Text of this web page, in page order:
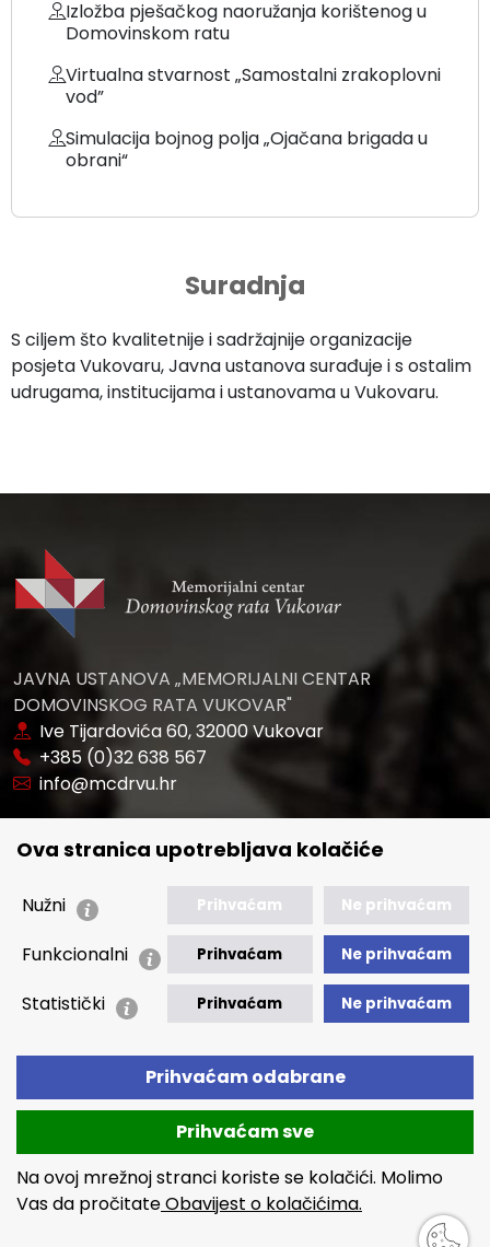
Ova stranica upotrebljava kolačiće
Nužni Prihvaćam Ne prihvaćam
Funkcionalni Prihvaćam Ne prihvaćam
Statistički Prihvaćam Ne prihvaćam
Prihvaćam odabrane
Prihvaćam sve
Na ovoj mrežnoj stranci koriste se kolačići. Molimo
Vas da pročitateObavijest o kolačićima.
Izložba pješačkog naoružanja korištenog u
Domovinskom ratu
Virtualna stvarnost „Samostalni zrakoplovni
vod”
Simulacija bojnog polja „Ojačana brigada u
obrani“
Suradnja
S ciljem što kvalitetnije i sadržajnije organizacije
posjeta Vukovaru, Javna ustanova surađuje i s ostalim
udrugama, institucijama i ustanovama u Vukovaru.
JAVNA USTANOVA „MEMORIJALNI CENTAR
DOMOVINSKOG RATA VUKOVAR"
Ive Tijardovića 60, 32000 Vukovar
+385 (0)32 638 567
info@mcdrvu.hr
🢒 Natječaji
🢒 Javna nabava
🢒 Izvještaji
🢒 Izjava o pristupačnosti
Copyright © 2026 MCDRVU